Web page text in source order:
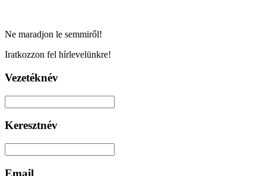
Ne maradjon le semmiről!
Iratkozzon fel hírlevelünkre!
Vezetéknév
Keresztnév
Email